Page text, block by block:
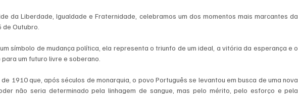
da Liberdade, Igualdade e Fraternidade, celebramos um dos momentos mais marcantes da
Outubro.
símbolo de mudança política, ela representa o triunfo de um ideal, a vitória da esperança e o
um futuro livre e soberano.
1910 que, após séculos de monarquia, o povo Português se levantou em busca de uma nova
não seria determinado pela linhagem de sangue, mas pelo mérito, pelo esforço e pela